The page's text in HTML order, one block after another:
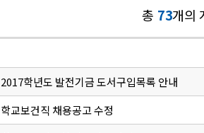
총 73개의
2017학년도 발전기금 도서구입목록 안내
학교보건직 채용공고 수정